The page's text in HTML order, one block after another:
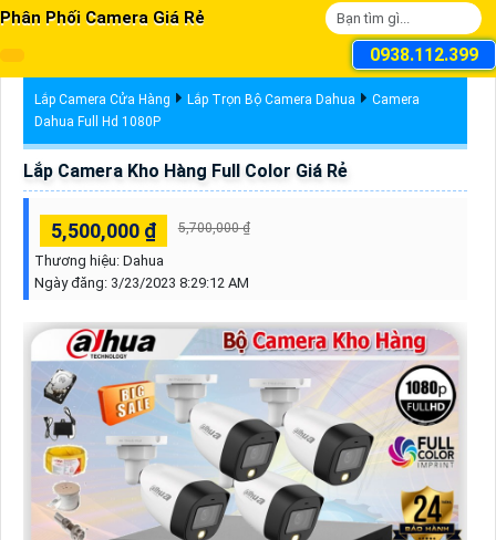
Phân Phối Camera Giá Rẻ
0938.112.399
Lắp Camera Cửa Hàng Lắp Trọn Bộ Camera Dahua
Camera
Dahua Full Hd 1080P
Lắp Camera Kho Hàng Full Color Giá Rẻ
5,500,000 ₫ 5,700,000 ₫
Thương hiệu: Dahua
Ngày đăng: 3/23/2023 8:29:12 AM